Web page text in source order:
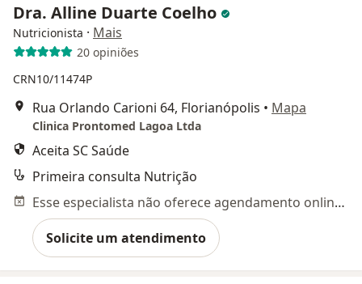
Dra. Alline Duarte Coelho
Nutricionista · Mais
20 opiniões
CRN10/11474P
Rua Orlando Carioni 64, Florianópolis • Mapa
Clinica Prontomed Lagoa Ltda
Aceita SC Saúde
Primeira consulta Nutrição
Esse especialista não oferece agendamento online para esse endereço.
Solicite um atendimento